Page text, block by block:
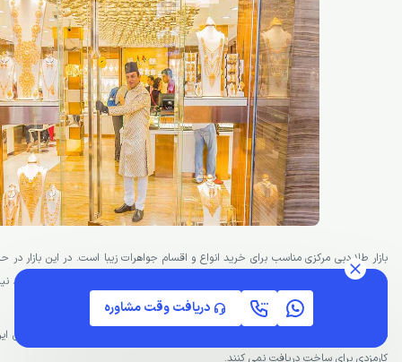
نکته ویژه درباره دبی، پایین بودن مالیات در آن است در نتیجه شما می توانید طلای مورد
در این بازارچه انواع دستبند، گوشواره، النگو، گردنبند و … قابل خریداری هستند.
دریافت وقت مشاوره